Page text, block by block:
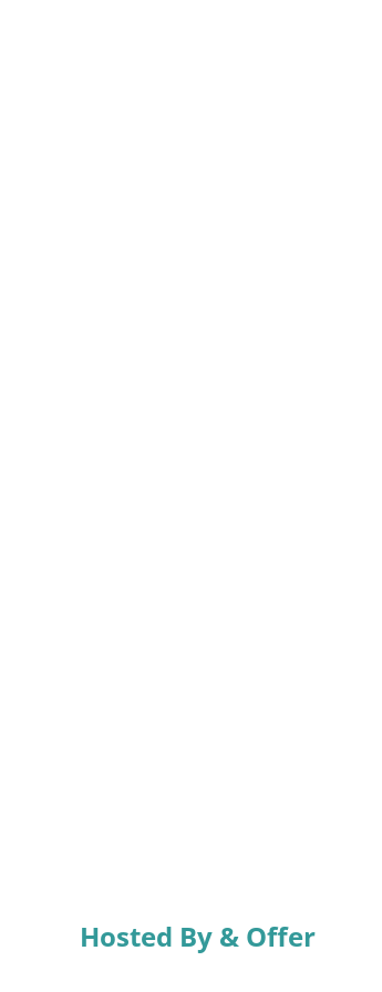
Hosted By & Offer